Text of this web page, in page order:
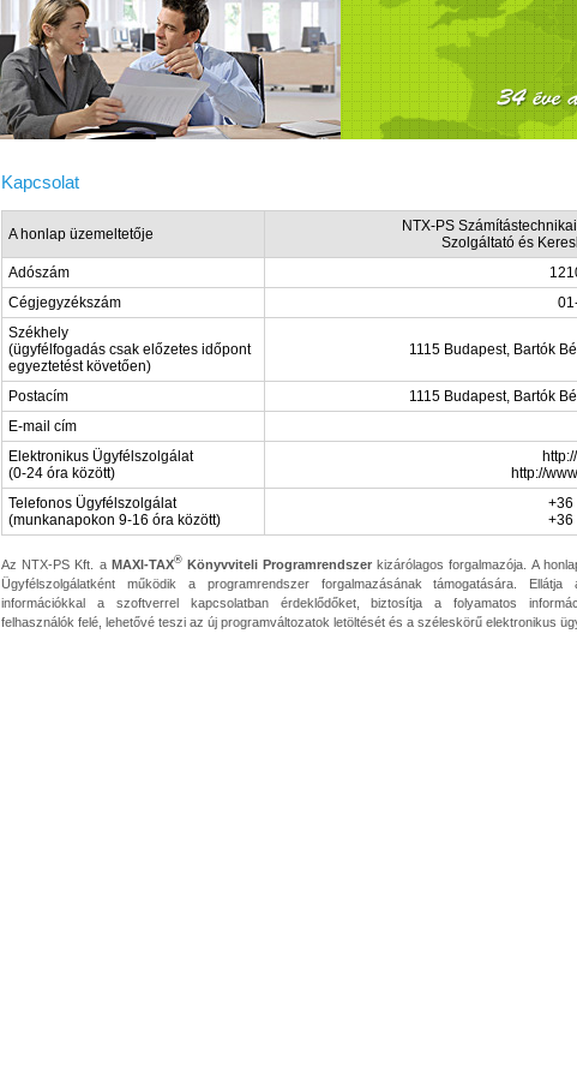
Kapcsolat
A honlap üzemeltetője
NTX-PS
Szolgáltató és
Adószám
Cégjegyzékszám
Székhely
(ügyfélfogadás csak előzetes időpont
egyeztetést követően)
1115 Budapest, Bartók
Postacím
1115 Budapest, Bartók
E-mail cím
Elektronikus Ügyfélszolgálat
(0-24 óra között)
http://
Telefonos Ügyfélszolgálat
(munkanapokon 9-16 óra között)
+36
+36
Az NTX-PS Kft. a MAXI-TAX®Könyvviteli Programrendszer kizárólagos forgalmazója. A
Ügyfélszolgálatként működik a programrendszer forgalmazásának támogatására. Ellátja
információkkal a szoftverrel kapcsolatban érdeklődőket, biztosítja a folyamatos
felhasználók felé, lehetővé teszi az új programváltozatok letöltését és a széleskörű elektronikus